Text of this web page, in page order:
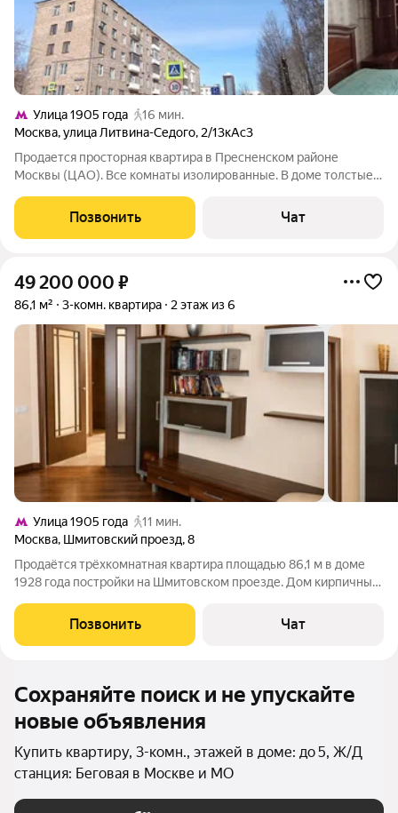
Улица 1905 года
16 мин.
Москва,улица Литвина-Седого, 2/13кАс3
Продается просторная квартира в Пресненском районе
Москвы (ЦАО). Все комнаты изолированные. В доме толстые
прохладно. Высокие потолки. Зеленый двор со шлагбаумом.
Квартира требует ремонта -
Позвонить Чат
49 200 000 ₽
86,1 м² 3-комн. квартира 2 этаж из 6
Улица 1905 года
11 мин.
Москва, Шмитовский проезд,8
Продаётся трёхкомнатная квартира площадью 86,1 м в доме
1928 года постройки на Шмитовском проезде. Дом кирпичный,
Краснопресненском районе ЦАО. До станции метро «Улица
1905 года» около 1011 минут пешком.
Позвонить Чат
Сохраняйте поиск и не упускайте
новые объявления
Купить квартиру, 3-комн., этажей в доме: до 5, Ж/Д
станция: Беговая в Москве и МО